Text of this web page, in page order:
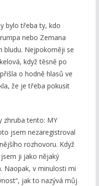
bylo třeba ty, kdo
nebo Zemana
bludu. Nejpokorněji se
když těsně po
o hodně hlasů ve
že je třeba pokusit
zhruba tento: MY
jsem nezaregistroval
rozhovoru. Když
ji jako nějaký
Naopak, v minulosti mi
jak to nazývá můj